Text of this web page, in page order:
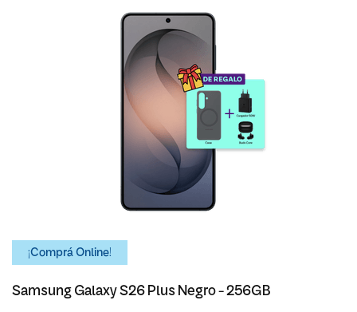
¡Comprá Online!
Samsung Galaxy S26 Plus Negro - 256GB